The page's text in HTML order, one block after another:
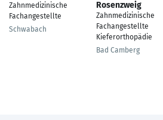
Zahnmedizinische
Fachangestellte
Schwabach
Rosenzweig
Zahnmedizinische
Fachangestellte
Kieferorthopädie
Bad Camberg